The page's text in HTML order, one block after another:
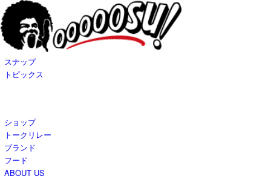
スナップ
トピックス
ショップ
トークリレー
ブランド
フード
ABOUT US